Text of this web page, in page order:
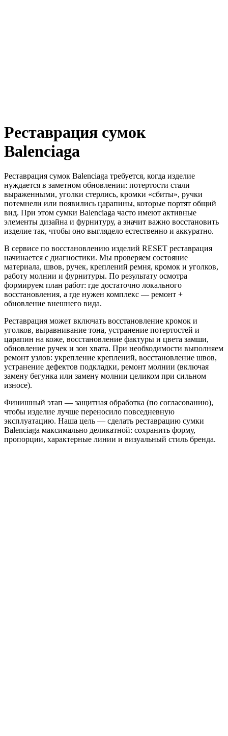
Реставрация сумок
Balenciaga
Реставрация сумок Balenciaga требуется, когда изделие
нуждается в заметном обновлении: потертости стали
выраженными, уголки стерлись, кромки «сбиты», ручки
потемнели или появились царапины, которые портят общий
вид. При этом сумки Balenciaga часто имеют активные
элементы дизайна и фурнитуру, а значит важно восстановить
изделие так, чтобы оно выглядело естественно и аккуратно.
В сервисе по восстановлению изделий RESET реставрация
начинается с диагностики. Мы проверяем состояние
материала, швов, ручек, креплений ремня, кромок и уголков,
работу молнии и фурнитуры. По результату осмотра
формируем план работ: где достаточно локального
восстановления, а где нужен комплекс — ремонт +
обновление внешнего вида.
Реставрация может включать восстановление кромок и
уголков, выравнивание тона, устранение потертостей и
царапин на коже, восстановление фактуры и цвета замши,
обновление ручек и зон хвата. При необходимости выполняем
ремонт узлов: укрепление креплений, восстановление швов,
устранение дефектов подкладки, ремонт молнии (включая
замену бегунка или замену молнии целиком при сильном
износе).
Финишный этап — защитная обработка (по согласованию),
чтобы изделие лучше переносило повседневную
эксплуатацию. Наша цель — сделать реставрацию сумки
Balenciaga максимально деликатной: сохранить форму,
пропорции, характерные линии и визуальный стиль бренда.